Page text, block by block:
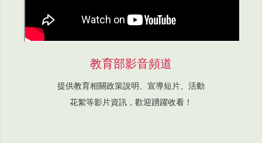
教育部影音頻道
提供教育相關政策說明、宣導短片、活動
花絮等影片資訊，歡迎踴躍收看！